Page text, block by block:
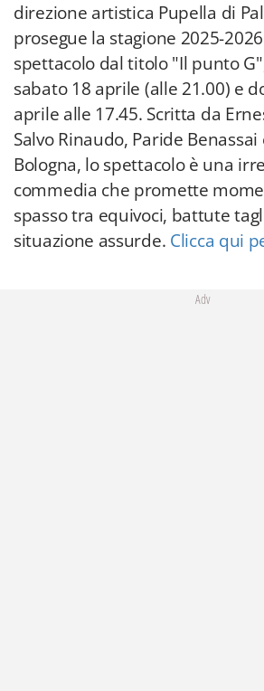
direzione artistica Pupella di
prosegue la stagione 2025-
spettacolo dal titolo "Il punto
sabato 18 aprile (alle 21.00) e
aprile alle 17.45. Scritta da
Salvo Rinaudo, Paride
Bologna, lo spettacolo è una
commedia che promette
spasso tra equivoci, battute
situazione assurde. Clicca qui
Adv